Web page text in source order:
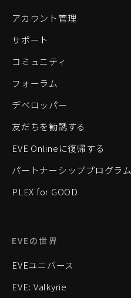
アカウント管理
サポート
コミュニティ
フォーラム
デベロッパー
友だちを勧誘する
EVE Onlineに復帰する
パートナーシッププログラム
PLEX for GOOD
EVEの世界
EVEユニバース
EVE: Valkyrie